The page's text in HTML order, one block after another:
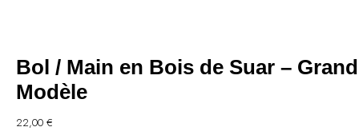
Bol / Main en Bois de Suar – Grand
Modèle
22,00 €